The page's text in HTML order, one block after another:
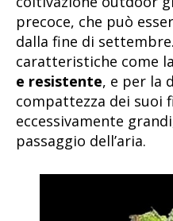
precoce, che può
dalla fine di
caratteristiche come
e resistente, e per la
compattezza dei suoi
eccessivamente
passaggio dell’aria.